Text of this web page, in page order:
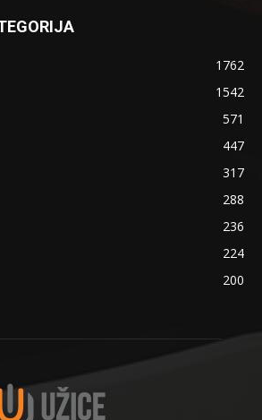
1762
1542
571
447
317
288
236
224
200